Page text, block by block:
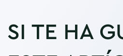
SI TE HA